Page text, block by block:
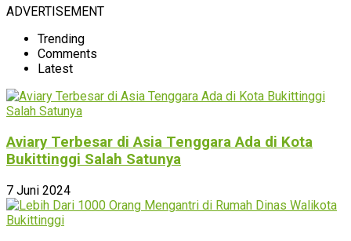
ADVERTISEMENT
Trending
Comments
Latest
Aviary Terbesar di Asia Tenggara Ada di Kota
Bukittinggi Salah Satunya
7 Juni 2024